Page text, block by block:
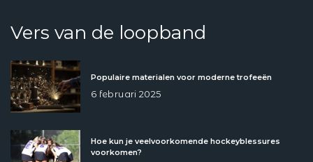
Vers van de loopband
Populaire materialen voor moderne trofeeën
6 februari 2025
Hoe kun je veelvoorkomende hockeyblessures
voorkomen?